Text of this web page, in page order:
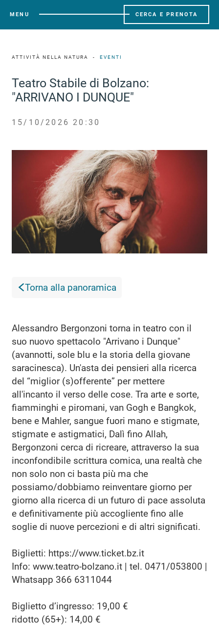
MENU CERCA E PRENOTA
ATTIVITÀ NELLA NATURA EVENTI
Teatro Stabile di Bolzano:
"ARRIVANO I DUNQUE"
15/10/2026 20:30
Torna alla panoramica
Alessandro Bergonzoni torna in teatro con il
suo nuovo spettacolo "Arrivano i Dunque"
(avannotti, sole blu e la storia della giovane
saracinesca). Un'asta dei pensieri alla ricerca
del “miglior (s)offerente” per mettere
all'incanto il verso delle cose. Tra arte e sorte,
fiamminghi e piromani, van Gogh e Bangkok,
bene e Mahler, sangue fuori mano e stigmate,
stigmate e astigmatici, Dalì fino Allah,
Bergonzoni cerca di ricreare, attraverso la sua
inconfondibile scrittura comica, una realtà che
non solo non ci basta più ma che
possiamo/dobbiamo reinventare giorno per
giorno alla ricerca di un futuro di pace assoluta
e definitivamente più accogliente fino alle
soglie di nuove percezioni e di altri significati.
Biglietti: https://www.ticket.bz.it
Info: www.teatro-bolzano.it | tel. 0471/053800 |
Whatsapp 366 6311044
Biglietto d’ingresso: 19,00 €
ridotto (65+): 14,00 €